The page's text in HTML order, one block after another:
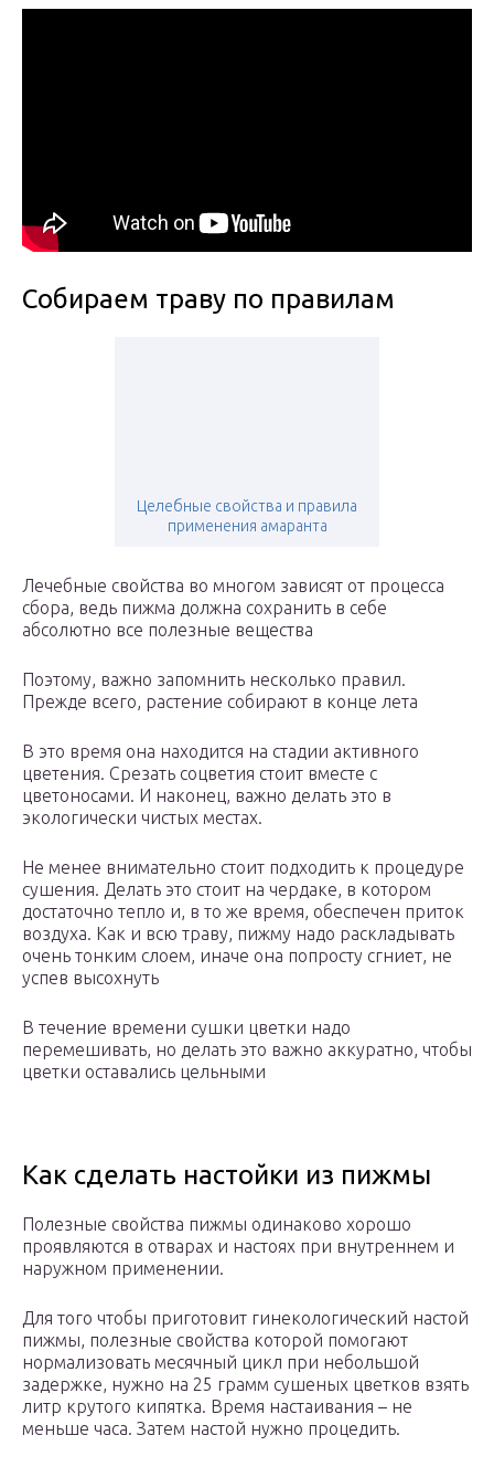
Собираем траву по правилам
Целебные свойства и правила
применения амаранта
Лечебные свойства во многом зависят от процесса
сбора, ведь пижма должна сохранить в себе
абсолютно все полезные вещества
Поэтому, важно запомнить несколько правил.
Прежде всего, растение собирают в конце лета
В это время она находится на стадии активного
цветения. Срезать соцветия стоит вместе с
цветоносами. И наконец, важно делать это в
экологически чистых местах.
Не менее внимательно стоит подходить к процедуре
сушения. Делать это стоит на чердаке, в котором
достаточно тепло и, в то же время, обеспечен приток
воздуха. Как и всю траву, пижму надо раскладывать
очень тонким слоем, иначе она попросту сгниет, не
успев высохнуть
В течение времени сушки цветки надо
перемешивать, но делать это важно аккуратно, чтобы
цветки оставались цельными
Как сделать настойки из пижмы
Полезные свойства пижмы одинаково хорошо
проявляются в отварах и настоях при внутреннем и
наружном применении.
Для того чтобы приготовит гинекологический настой
пижмы, полезные свойства которой помогают
нормализовать месячный цикл при небольшой
задержке, нужно на 25 грамм сушеных цветков взять
литр крутого кипятка. Время настаивания – не
меньше часа. Затем настой нужно процедить.